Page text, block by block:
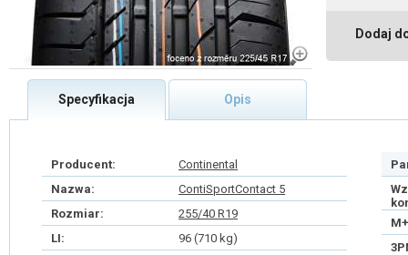
Dodaj
Specyfikacja Opis
Producent:
Continental
Nazwa:
ContiSportContact 5
Rozmiar:
255/40 R19
LI:
96 (710 kg)